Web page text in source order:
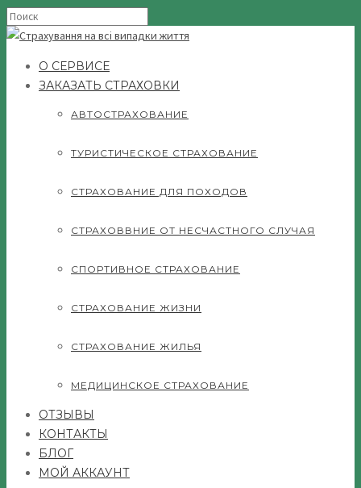
О СЕРВИСЕ
ЗАКАЗАТЬ СТРАХОВКИ
АВТОСТРАХОВАНИЕ
ТУРИСТИЧЕСКОЕ СТРАХОВАНИЕ
СТРАХОВАНИЕ ДЛЯ ПОХОДОВ
СТРАХОВВНИЕ ОТ НЕСЧАСТНОГО СЛУЧАЯ
СПОРТИВНОЕ СТРАХОВАНИЕ
СТРАХОВАНИЕ ЖИЗНИ
СТРАХОВАНИЕ ЖИЛЬЯ
МЕДИЦИНСКОЕ СТРАХОВАНИЕ
ОТЗЫВЫ
КОНТАКТЫ
БЛОГ
МОЙ АККАУНТ